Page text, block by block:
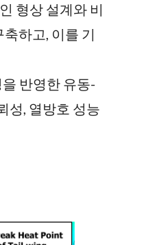
형상 설계와 비
하고, 이를 기
반영한 유동-
성, 열방호 성능